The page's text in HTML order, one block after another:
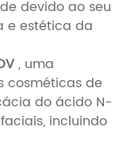
devido ao seu
e estética da
, uma
cosméticas de
do ácido N-
incluindo